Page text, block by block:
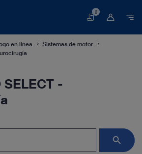
Cesta
0
en línea
Sistemas de motor
-
search